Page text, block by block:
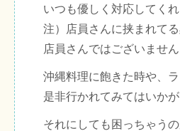
いつも優しく対応してく
注）店員さんに挟まれて
店員さんではございませ
沖縄料理に飽きた時や、
是非行かれてみてはいか
それにしても困っちゃう